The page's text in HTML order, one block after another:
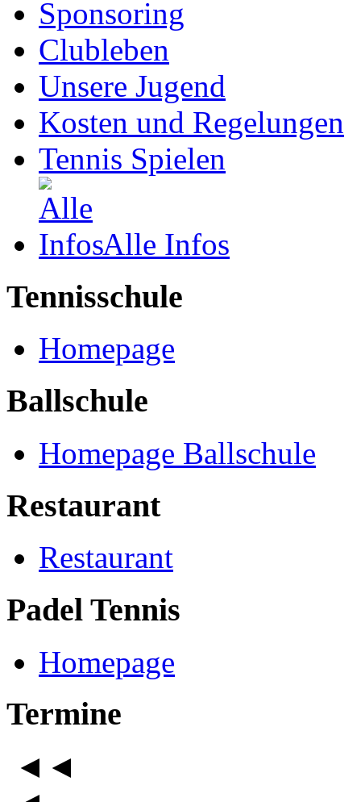
Sponsoring
Clubleben
Unsere Jugend
Kosten und Regelungen
Tennis Spielen
Alle Infos
Tennisschule
Homepage
Ballschule
Homepage Ballschule
Restaurant
Restaurant
Padel Tennis
Homepage
Termine
◄◄